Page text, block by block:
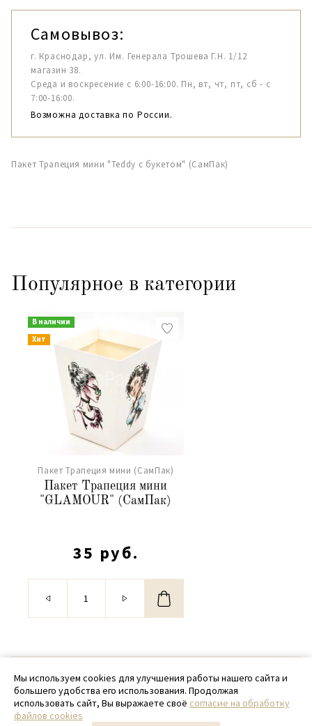
Самовывоз:
г. Краснодар, ул. Им. Генерала Трошева Г.Н. 1/12
магазин 38.
Среда и воскресение с 6:00-16:00. Пн, вт, чт, пт, сб - с
7:00-16:00.
Возможна доставка по России.
Пакет Трапеция мини "Teddy с букетом" (СамПак)
Популярное в категории
В наличии
Хит
Пакет Трапеция мини (СамПак)
Пакет Трапеция мини
"GLAMOUR" (СамПак)
35 руб.
© 2020 - 2026 SamPack
+ 7 (918) 699-97-87
zakaz@sampack.store
Мы используем cookies для улучшения работы нашего сайта и
большего удобства его использования. Продолжая
использовать сайт, Вы выражаете своё согласие на обработку
файлов cookies